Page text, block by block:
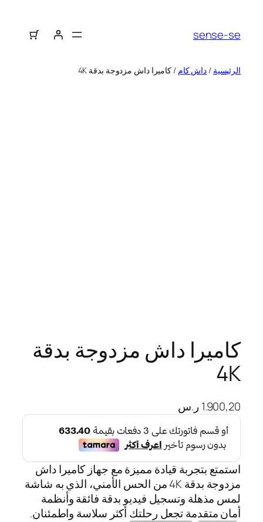
sense-se
الرئيسية / داش كام / كاميرا داش مزدوجة بدقة 4K
كاميرا داش مزدوجة بدقة
4K
1.900,20 ر.س
استمتع بتجربة قيادة مميزة مع جهاز كاميرا داش
مزدوجة بدقة 4K من الحس الأمني، الذي به شاشة
لمس مذهلة وتسجيل فيديو بدقة فائقة وأنظمة
أمان متقدمة تجعل رحلتك أكثر سلاسة واطمئنان.